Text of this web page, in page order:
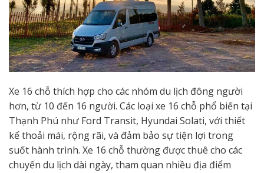
Xe 16 chỗ thích hợp cho các nhóm du lịch đông người
hơn, từ 10 đến 16 người. Các loại xe 16 chỗ phổ biến tại
Thạnh Phú như Ford Transit, Hyundai Solati, với thiết
kế thoải mái, rộng rãi, và đảm bảo sự tiện lợi trong
suốt hành trình. Xe 16 chỗ thường được thuê cho các
chuyến du lịch dài ngày, tham quan nhiều địa điểm